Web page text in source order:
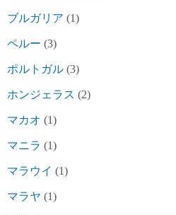
ブルガリア (1)
ペルー (3)
ポルトガル (3)
ホンジェラス (2)
マカオ (1)
マニラ (1)
マラウイ (1)
マラヤ (1)